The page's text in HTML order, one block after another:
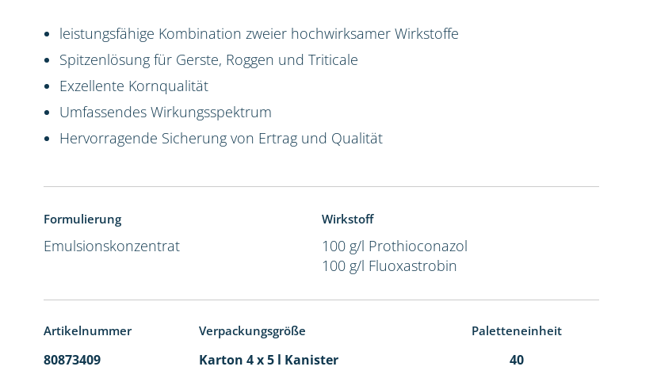
leistungsfähige Kombination zweier hochwirksamer Wirkstoffe
Spitzenlösung für Gerste, Roggen und Triticale
Exzellente Kornqualität
Umfassendes Wirkungsspektrum
Hervorragende Sicherung von Ertrag und Qualität
Formulierung
Emulsionskonzentrat
Wirkstoff
100 g/l Prothioconazol
100 g/l Fluoxastrobin
Artikelnummer Verpackungsgröße Paletteneinheit
80873409 Karton 4 x 5 l Kanister 40